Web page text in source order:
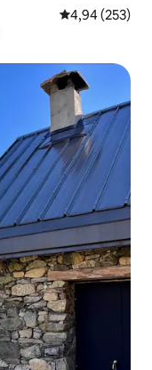
Vlerësimi
4,94 (253)